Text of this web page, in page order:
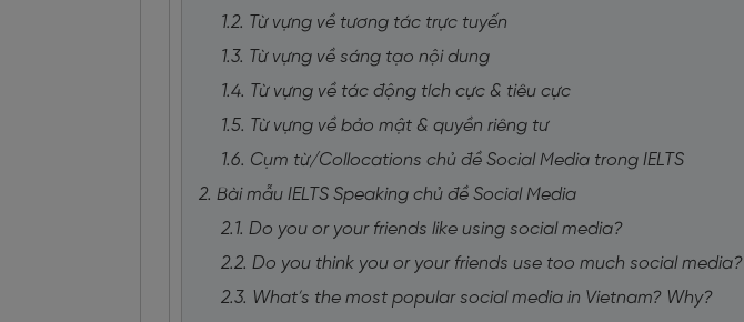
1.2. Từ vựng về tương tác trực tuyến
1.3. Từ vựng về sáng tạo nội dung
1.4. Từ vựng về tác động tích cực & tiêu cực
1.5. Từ vựng về bảo mật & quyền riêng tư
1.6. Cụm từ/Collocations chủ đề Social Media trong IELTS
2. Bài mẫu IELTS Speaking chủ đề Social Media
2.1. Do you or your friends like using social media?
2.2. Do you think you or your friends use too much social media?
2.3. What’s the most popular social media in Vietnam? Why?